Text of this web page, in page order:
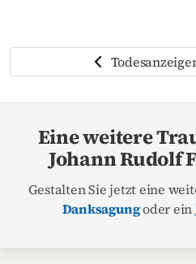
Eine weitere
Johann Rudolf
Gestalten Sie jetzt eine
Danksagungoder ein